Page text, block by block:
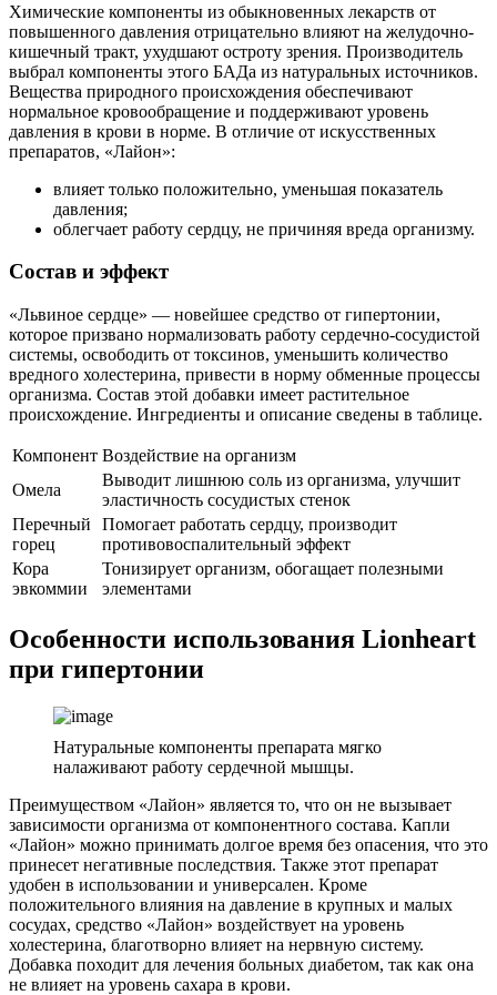
Химические компоненты из обыкновенных лекарств от
повышенного давления отрицательно влияют на желудочно-
кишечный тракт, ухудшают остроту зрения. Производитель
выбрал компоненты этого БАДа из натуральных источников.
Вещества природного происхождения обеспечивают
нормальное кровообращение и поддерживают уровень
давления в крови в норме. В отличие от искусственных
препаратов, «Лайон»:
влияет только положительно, уменьшая показатель
давления;
облегчает работу сердцу, не причиняя вреда организму.
Состав и эффект
«Львиное сердце» — новейшее средство от гипертонии,
которое призвано нормализовать работу сердечно-сосудистой
системы, освободить от токсинов, уменьшить количество
вредного холестерина, привести в норму обменные процессы
организма. Состав этой добавки имеет растительное
происхождение. Ингредиенты и описание сведены в таблице.
Компонент Воздействие на организм
Омела
Выводит лишнюю соль из организма, улучшит
эластичность сосудистых стенок
Перечный
горец
Помогает работать сердцу, производит
противовоспалительный эффект
Кора
эвкоммии
Тонизирует организм, обогащает полезными
элементами
Особенности использования Lionheart
при гипертонии
Натуральные компоненты препарата мягко
налаживают работу сердечной мышцы.
Преимуществом «Лайон» является то, что он не вызывает
зависимости организма от компонентного состава. Капли
«Лайон» можно принимать долгое время без опасения, что это
принесет негативные последствия. Также этот препарат
удобен в использовании и универсален. Кроме
положительного влияния на давление в крупных и малых
сосудах, средство «Лайон» воздействует на уровень
холестерина, благотворно влияет на нервную систему.
Добавка походит для лечения больных диабетом, так как она
не влияет на уровень сахара в крови.